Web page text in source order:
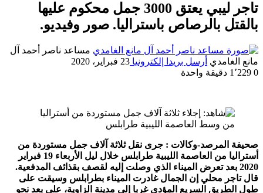
تاجر ليبي يعتق 3000 جمل محكوم عليها
بالقتل بالرصاص باستراليا. صور وفيديو.
مساعد ناصر أحمد آل
مانع الغامدي أرسل بريدا إلكترونيا 23 فبراير، 2020
0
دقيقة واحدة
صحيفة المرصد-وكالات : جرى نقل ثلاثة آلاف جمل مستوردة من
أستراليا من العاصمة الليبية طرابلس خلال ليل الأربعاء 19 فبراير
2020 بعد تعرض الميناء الذي وصلت إليه لقصف بقذائف المدفعية.
قال تاجر محلي إن الجمال غادرت الميناء بطرابلس وسيقت على
طول الطريق السريع المؤدي غربا إلى مدينة الزاوية، على بعد نحو